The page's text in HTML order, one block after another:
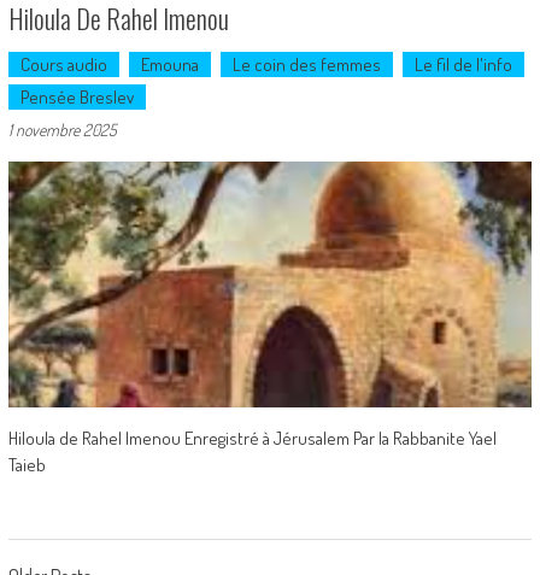
Hiloula De Rahel Imenou
Cours audio Emouna Le coin des femmes
Le fil de l'info
Pensée Breslev
1 novembre 2025
Hiloula de Rahel Imenou Enregistré à Jérusalem Par la Rabbanite Yael
Taieb